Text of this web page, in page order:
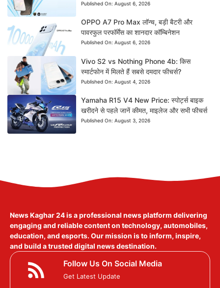
Published On: August 6, 2026
OPPO A7 Pro Max लॉन्च, बड़ी बैटरी और
पावरफुल परफॉर्मेंस का शानदार कॉम्बिनेशन
Published On: August 6, 2026
Vivo S2 vs Nothing Phone 4b: किस
स्मार्टफोन में मिलते हैं सबसे दमदार फीचर्स?
Published On: August 4, 2026
Yamaha R15 V4 New Price: स्पोर्ट्स बाइक
खरीदने से पहले जानें कीमत, माइलेज और सभी फीचर्स
Published On: August 3, 2026
News Kaghar 24is a professional news platform delivering
engaging and reliable content on technology, automobiles,
education, and esports. Our mission is to inform, inspire,
and build a trusted digital news destination.
Follow Us On Social Media
Get Latest Update